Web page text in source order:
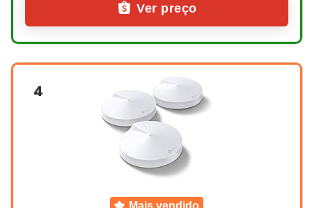
Ver preço
4
mais vendido